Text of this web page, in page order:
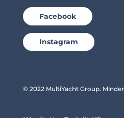
Facebook
Instagram
© 2022 MultiYacht Group.